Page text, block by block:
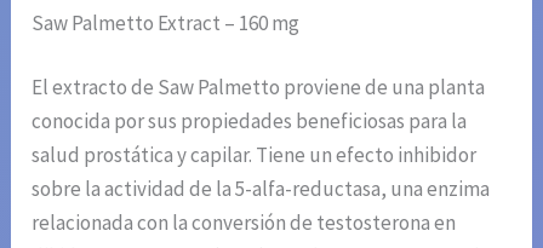
Saw Palmetto Extract – 160 mg
El extracto de Saw Palmetto proviene de una planta
conocida por sus propiedades beneficiosas para la
salud prostática y capilar. Tiene un efecto inhibidor
sobre la actividad de la 5-alfa-reductasa, una enzima
relacionada con la conversión de testosterona en